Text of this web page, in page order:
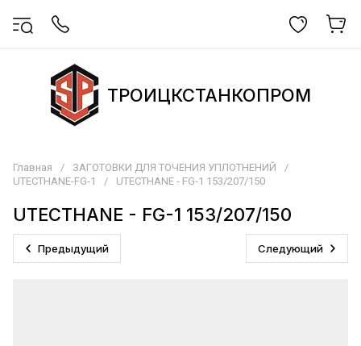
ТРОИЦКСТАНКОПРОМ
Главная / ЗАГОТОВКИ ДЛЯ ТОЧЕНИЯ УПЛОТНЕНИЙ
/
UTECTHANE-FG-1
/ UTECTHANE - FG-1 153/207/150
UTECTHANE - FG-1 153/207/150
Предыдущий Следующий